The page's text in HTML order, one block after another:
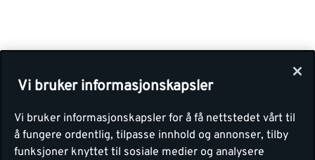
Vi bruker informasjonskapsler
Vi bruker informasjonskapsler for å få nettstedet vårt til
å fungere ordentlig, tilpasse innhold og annonser, tilby
funksjoner knyttet til sosiale medier og analysere